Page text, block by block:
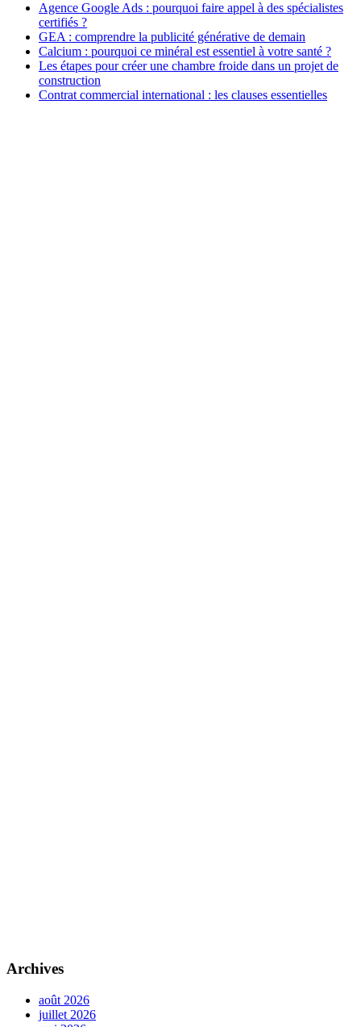
Agence Google Ads : pourquoi faire appel à des spécialistes
certifiés ?
GEA : comprendre la publicité générative de demain
Calcium : pourquoi ce minéral est essentiel à votre santé ?
Les étapes pour créer une chambre froide dans un projet de
construction
Contrat commercial international : les clauses essentielles
Archives
août 2026
juillet 2026